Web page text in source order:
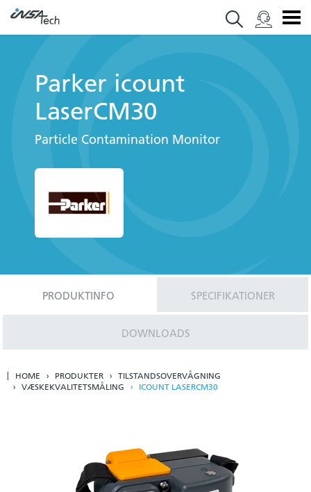
Parker icount
LaserCM30
Particle Contamination Monitor
PRODUKTINFO SPECIFIKATIONER
DOWNLOADS
HOME PRODUKTER
TILSTANDSOVERVÅGNING
VÆSKEKVALITETSMÅLING
ICOUNT LASERCM30